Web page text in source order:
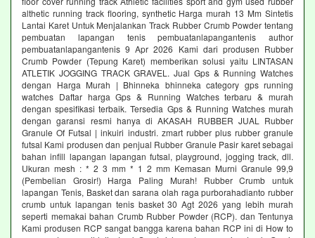
althetic running track flooring, synthetic Harga murah 13 Mm Sintetis
Lantai Karet Untuk Menjalankan Track Rubber Crumb Powder tentang
pembuatan lapangan tenis pembuatanlapangantenis author
pembuatanlapangantenis 9 Apr 2026 Kami dari produsen Rubber
Crumb Powder (Tepung Karet) memberikan solusi yaitu LINTASAN
ATLETIK JOGGING TRACK GRAVEL. Jual Gps & Running Watches
dengan Harga Murah | Bhinneka bhinneka category gps running
watches Daftar harga Gps & Running Watches terbaru & murah
dengan spesifikasi terbaik. Tersedia Gps & Running Watches murah
dengan garansi resmi hanya di AKASAH RUBBER JUAL Rubber
Granule Of Futsal | inkuiri industri. zmart rubber plus rubber granule
futsal Kami produsen dan penjual Rubber Granule Pasir karet sebagai
bahan infill lapangan lapangan futsal, playground, jogging track, dll.
Ukuran mesh : * 2 3 mm * 1 2 mm Kemasan Murni Granule 99,9
(Pembelian Grosir!) Harga Paling Murah! Rubber Crumb untuk
lapangan Tenis, Basket dan sarana olah raga purborahadianto rubber
crumb untuk lapangan tenis basket 30 Agt 2026 yang lebih murah
seperti memakai bahan Crumb Rubber Powder (RCP). dan Tentunya
Kami produsen RCP sangat bangga karena bahan RCP ini di How to